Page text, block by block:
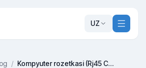
UZ
/ Kompyuter rozetkasi (Rj45 Cat 6)